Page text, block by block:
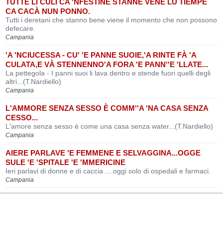
TUTTE LI CULI CA 'NFESTINE STANNE VENE LU TIEMPE
CA CACÀ NUN PONNO.
Tutti i deretani che stanno bene viene il momento che non possono
defecare.
Campania
'A 'NCIUCESSA - CU' 'E PANNE SUOIE,'A RINTE FÀ 'A
CULATA,E VÀ STENNENNO'A FORA 'E PANN''E 'LLATE...
La pettegola - I panni suoi li lava dentro e stende fuori quelli degli
altri...(T.Nardiello)
Campania
L'AMMORE SENZA SESSO È COMM''A 'NA CASA SENZA
CESSO...
L'amore senza sesso è come una casa senza water...(T.Nardiello)
Campania
AIERE PARLAVE 'E FEMMENE E SELVAGGINA...OGGE
SULE 'E 'SPITALE 'E 'MMERICINE
Ieri parlavi di donne e di caccia ....oggi solo di ospedali e farmaci.
Campania